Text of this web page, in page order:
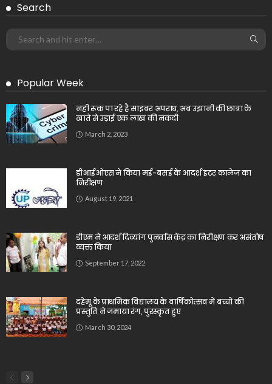
Search
Popular Week
नही रूक पा रहे है साइबर अपराध, अब उझानी की छात्रा के
खाते से उड़ाई एक लाख की नकदी
March 2, 2023
डीआईओएस ने किया मई-बसई के आदर्श इंटर कालेज का
निरीक्षण
August 19, 2021
डीएम ने आदर्श दिव्यांग पुनर्वास केंद्र का निरीक्षण कर असंतोष
व्यक्त किया
September 17, 2022
दहेमू के प्राथमिक विद्यालय के वार्षिकोत्सव में बच्चों की
प्रस्तुति ने जमाया रंग, पुरस्कृत हुए
March 30, 2024